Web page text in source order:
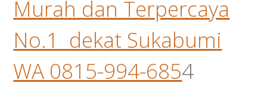
Murah dan Terpercaya
No.1 dekat Sukabumi
WA 0815-994-6854